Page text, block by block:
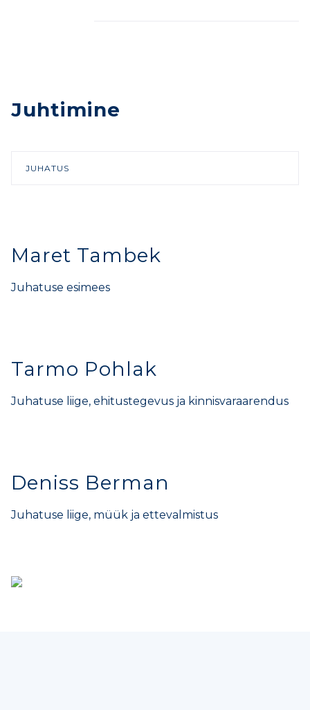
Juhtimine
JUHATUS
Maret Tambek
Juhatuse esimees
Tarmo Pohlak
Juhatuse liige, ehitustegevus ja kinnisvaraarendus
Deniss Berman
Juhatuse liige, müük ja ettevalmistus